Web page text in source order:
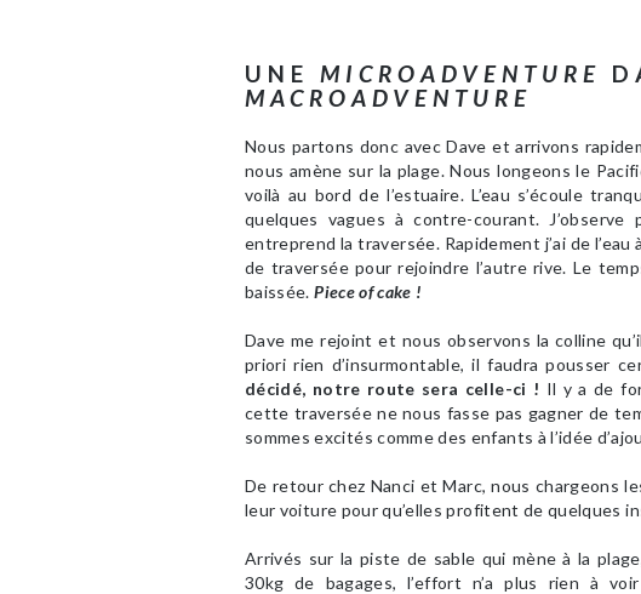
UNE MICROADVENTURE
MACROADVENTURE
Nous partons donc avec Dave et arrivons
nous amène sur la plage. Nous longeons le
voilà au bord de l’estuaire. L’eau s’écoule
quelques vagues à contre-courant.
entreprend la traversée. Rapidement j’ai de
de traversée pour rejoindre l’autre rive. Le
baissée.Piece of cake !
Dave me rejoint et nous observons la colline
priori rien d’insurmontable, il faudra pousser
décidé, notre route sera celle-ci ! Il y a de
cette traversée ne nous fasse pas gagner de
sommes excités comme des enfants à l’idée
De retour chez Nanci et Marc, nous chargeons
leur voiture pour qu’elles profitent de quelques
Arrivés sur la piste de sable qui mène à la
30kg de bagages, l’effort n’a plus rien à